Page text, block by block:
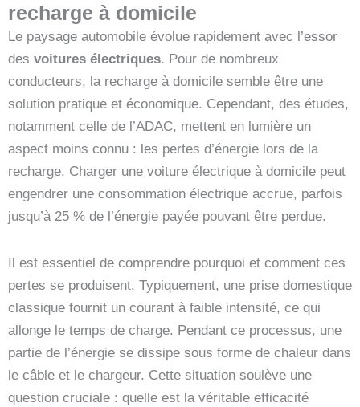
recharge à domicile
Le paysage automobile évolue rapidement avec l’essor
des voitures électriques. Pour de nombreux
conducteurs, la recharge à domicile semble être une
solution pratique et économique. Cependant, des études,
notamment celle de l’ADAC, mettent en lumière un
aspect moins connu : les pertes d’énergie lors de la
recharge. Charger une voiture électrique à domicile peut
engendrer une consommation électrique accrue, parfois
jusqu’à 25 % de l’énergie payée pouvant être perdue.
Il est essentiel de comprendre pourquoi et comment ces
pertes se produisent. Typiquement, une prise domestique
classique fournit un courant à faible intensité, ce qui
allonge le temps de charge. Pendant ce processus, une
partie de l’énergie se dissipe sous forme de chaleur dans
le câble et le chargeur. Cette situation soulève une
question cruciale : quelle est la véritable efficacité